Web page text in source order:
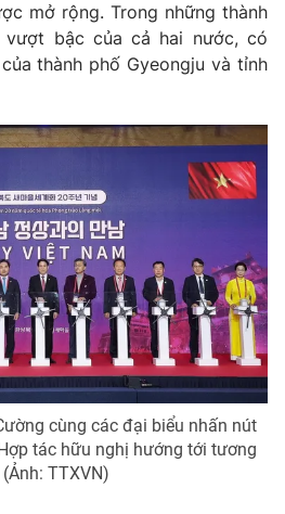
mở rộng. Trong những thành
bậc của cả hai nước, có
thành phố Gyeongju và tỉnh
cùng các đại biểu nhấn nút
tác hữu nghị hướng tới tương
TTXVN)